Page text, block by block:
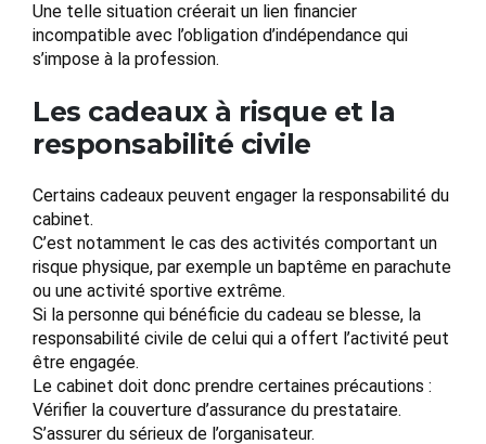
Une telle situation créerait un lien financier
incompatible avec l’obligation d’indépendance qui
s’impose à la profession.
Les cadeaux à risque et la
responsabilité civile
Certains cadeaux peuvent engager la responsabilité du
cabinet.
C’est notamment le cas des activités comportant un
risque physique, par exemple un baptême en parachute
ou une activité sportive extrême.
Si la personne qui bénéficie du cadeau se blesse, la
responsabilité civile de celui qui a offert l’activité peut
être engagée.
Le cabinet doit donc prendre certaines précautions :
Vérifier la couverture d’assurance du prestataire.
S’assurer du sérieux de l’organisateur.